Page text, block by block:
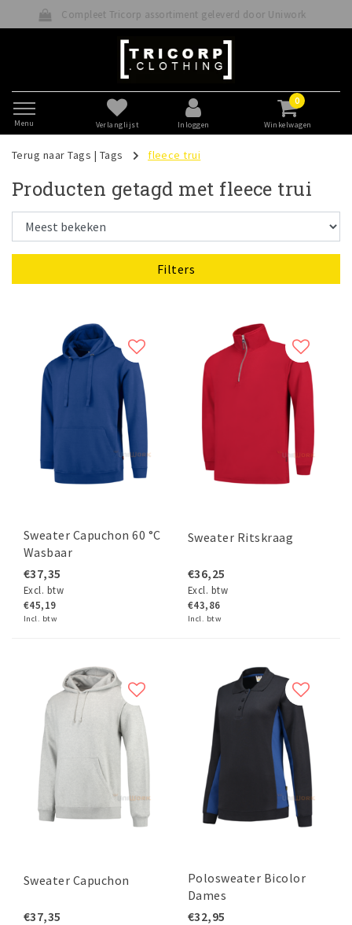
assortiment geleverd door Uniwork
Menu Verlanglijst Inloggen
0
Winkelwagen
Terug naar Tags | Tags fleece trui
Producten getagd met fleece trui
Filters
Sweater Capuchon 60 °C
Wasbaar
€37,35
Excl. btw
€45,19
Incl. btw
Sweater Ritskraag
€36,25
Excl. btw
€43,86
Incl. btw
Sweater Capuchon
€37,35
Polosweater Bicolor
Dames
€32,95